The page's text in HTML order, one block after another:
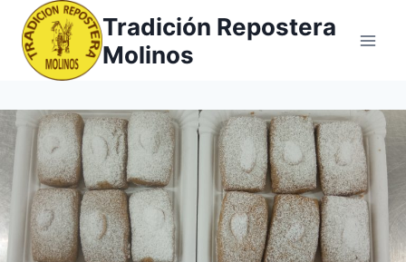
Saltar
contenido
Tradición Repostera
Molinos